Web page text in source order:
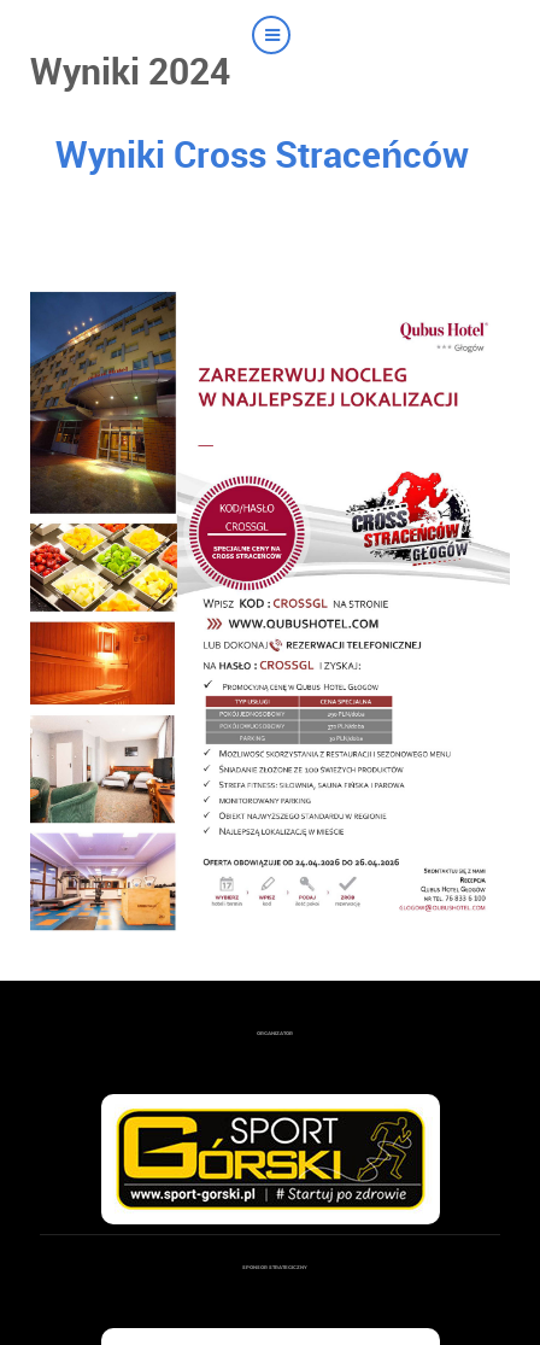
Wyniki 2024
Wyniki Cross Straceńców
ORGANIZATOR
SPONSOR STRATEGICZNY